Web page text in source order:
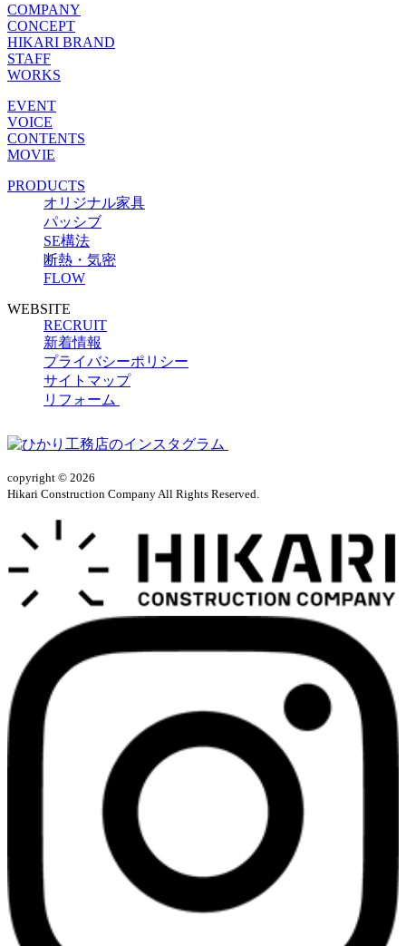
COMPANY
CONCEPT
HIKARI BRAND
STAFF
WORKS
EVENT
VOICE
CONTENTS
MOVIE
PRODUCTS
オリジナル家具
パッシブ
SE構法
断熱・気密
FLOW
WEBSITE
RECRUIT
新着情報
プライバシーポリシー
サイトマップ
リフォーム
copyright © 2026
Hikari Construction Company All Rights Reserved.